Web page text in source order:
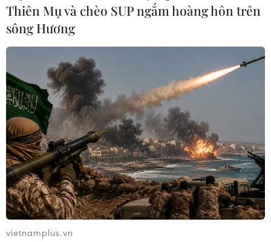
Thiên Mụ và chèo SUP ngắm hoàng hôn trên
sông Hương
vietnamplus.vn